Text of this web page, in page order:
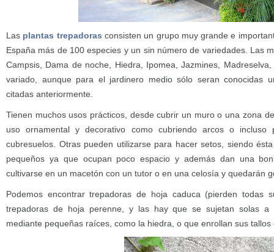
Las plantas trepadoras consisten un grupo muy grande e
España más de 100 especies y un sin número de variedades. Las
Campsis, Dama de noche, Hiedra, Ipomea, Jazmines,
variado, aunque para el jardinero medio sólo seran conocidas
citadas anteriormente.
Tienen muchos usos prácticos, desde cubrir un muro o una zona
uso ornamental y decorativo como cubriendo arcos o
cubresuelos. Otras pueden utilizarse para hacer setos, siendo
pequeños ya que ocupan poco espacio y además dan una
cultivarse en un macetón con un tutor o en una celosía y quedarán
Podemos encontrar trepadoras de hoja caduca (pierden todas
trepadoras de hoja perenne, y las hay que se sujetan solas a
mediante pequeñas raíces, como la hiedra, o que enrollan sus